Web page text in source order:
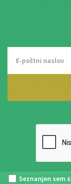
Seznanjen sem s